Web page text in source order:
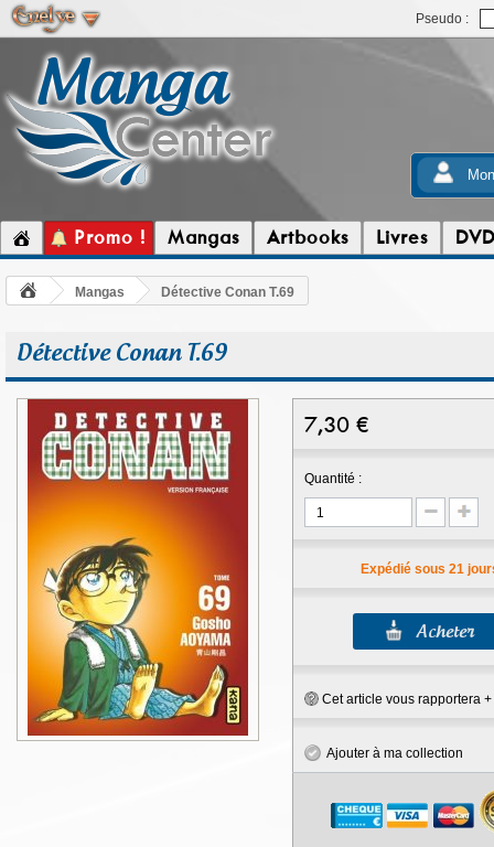
Pseudo :
Promo ! Mangas Artbooks Livres DVD
Mangas Détective Conan T.69
Détective Conan T.69
7,30 €
Quantité :
Expédié sous 21
Cet article vous rapportera +
Ajouter à ma collection